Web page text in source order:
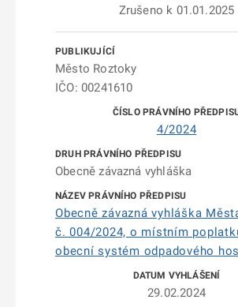
Zrušeno k 01.01.2025
Město Roztoky
IČO: 00241610
4/2024
Obecně závazná vyhláška
Obecně závazná vyhláška
č. 004/2024, o místním
obecní systém odpadového
29.02.2024